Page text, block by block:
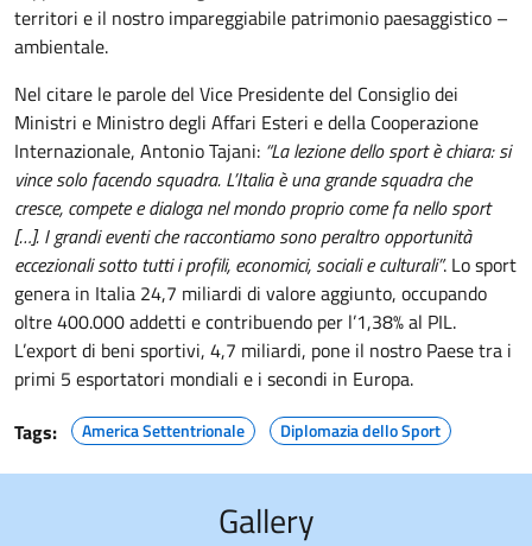
territori e il nostro impareggiabile patrimonio paesaggistico –
ambientale.
Nel citare le parole del Vice Presidente del Consiglio dei
Ministri e Ministro degli Affari Esteri e della Cooperazione
Internazionale, Antonio Tajani: “La lezione dello sport è chiara: si
vince solo facendo squadra. L’Italia è una grande squadra che
cresce, compete e dialoga nel mondo proprio come fa nello sport
[…]. I grandi eventi che raccontiamo sono peraltro opportunità
eccezionali sotto tutti i profili, economici, sociali e culturali”. Lo sport
genera in Italia 24,7 miliardi di valore aggiunto, occupando
oltre 400.000 addetti e contribuendo per l’1,38% al PIL.
L’export di beni sportivi, 4,7 miliardi, pone il nostro Paese tra i
primi 5 esportatori mondiali e i secondi in Europa.
Tags:
America Settentrionale Diplomazia dello Sport
Gallery